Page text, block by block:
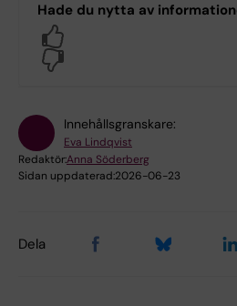
Hade du nytta av
Innehållsgranskare:
Eva Lindqvist
Redaktör:Anna Söderberg
Sidan uppdaterad:2026-06-23
Dela